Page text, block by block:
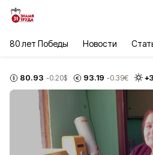
80 лет Победы Новости
80.93 -0.20$ 93.19 -0.39€ +